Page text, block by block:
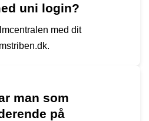
uni login?
med dit
man som
på